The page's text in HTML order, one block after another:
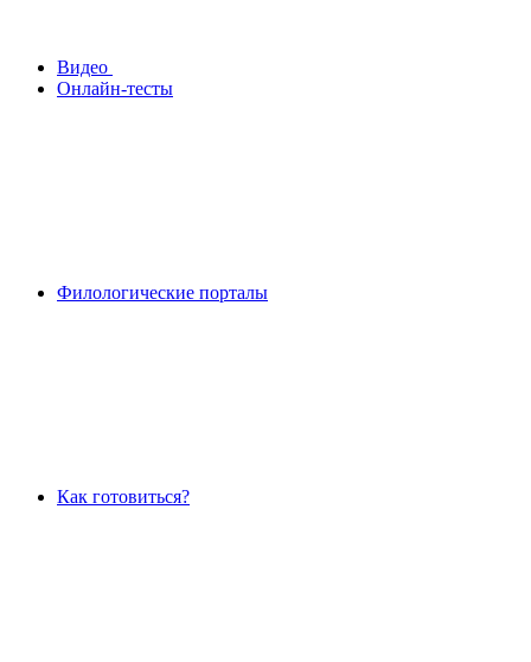
Видео
Онлайн-тесты
Филологические порталы
Как готовиться?